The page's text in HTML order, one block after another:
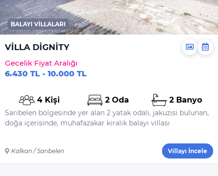
Çamaşır Makinesi
Deterjanı
Yiyecek Ve Içecek
BALAYI VILLALARI
VİLLA DİGNİTY
Gecelik Fiyat Aralığı
6.430 TL - 10.000 TL
4 Kişi 2 Oda 2 Banyo
Sarıbelen bölgesinde yer alan 2 yatak odalı, jakuzisi bulunan,
doğa içerisinde, muhafazakar kiralık balayı villası
Kalkan / Sarıbelen Villayı İncele